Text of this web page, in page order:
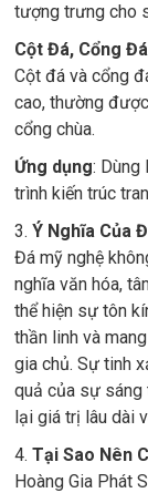
tượng trưng cho
Cột Đá, Cổng Đá
Cột đá và cổng
cao, thường
cổng chùa.
Ứng dụng: Dùng
trình kiến trúc
3. Ý Nghĩa Của
Đá mỹ nghệ
nghĩa văn hóa,
thể hiện sự tôn
thần linh và
gia chủ. Sự tinh
quả của sự sáng
lại giá trị lâu dài
4. Tại Sao Nên
Hoàng Gia Phát